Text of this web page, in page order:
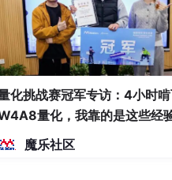
化挑战赛冠军专访：4小时
量化，我靠的是这些经
魔乐社区